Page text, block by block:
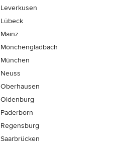
Leverkusen
Lübeck
Mainz
Mönchen­gladbach
München
Neuss
Oberhausen
Oldenburg
Paderborn
Regensburg
Saarbrücken